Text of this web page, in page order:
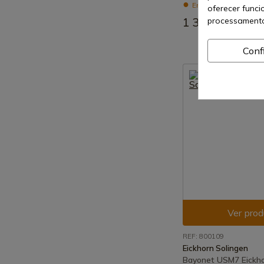
Envio de 7-15 dias
1 390,00 €
Ver
REF: 800109
Eickhorn Solingen
Bayonet USM7
oferecer